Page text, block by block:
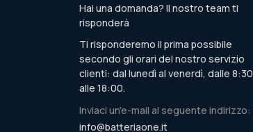
Hai una domanda? Il nostro team ti
risponderà
Ti risponderemo il prima possibile
secondo gli orari del nostro servizio
clienti: dal lunedì al venerdì, dalle 8:30
alle 18:00.
Inviaci un'e-mail al seguente indirizzo:
info@batteriaone.it